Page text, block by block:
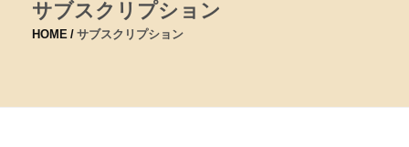
サブスクリプション
HOME サブスクリプション